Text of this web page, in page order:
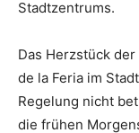
Stadtzentrums.
Das Herzstück der
de la Feria im
Regelung nicht
die frühen